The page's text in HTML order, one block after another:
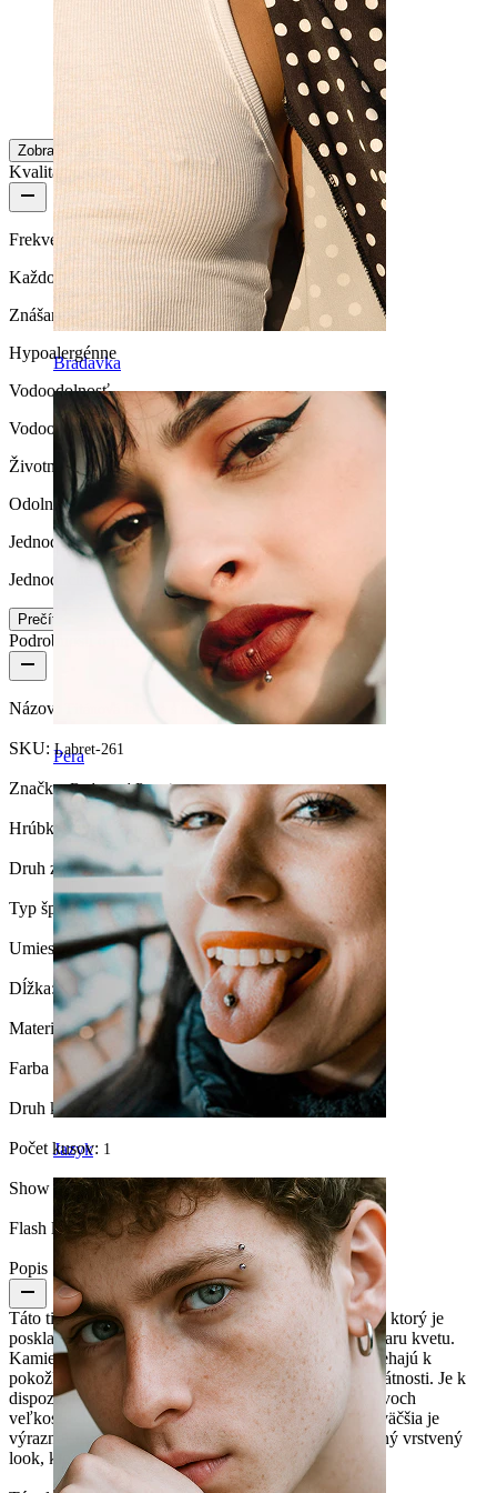
Bradavka
Pera
Jazyk
Overený nákup
Preložené pomocou AI Zobraziť pôvodný text
Zobraziť viac
Kvalita produktu
Frekvencia nosenia
Každodenné nosenie
Znášanlivosť
Hypoalergénne
Vodoodolnosť
Vodoodolné
Životnosť
Odolné
Jednoduchosť vkladania / vyberania
Jednoduché
Prečítajte si viac
Podrobnosti o produkte
Názov: Titánová labreta s malým kvetom
SKU:Labret-261
Značka:Bodymod Premium
Hrúbka závitu:
Druh zámku:Vnútorný závit
Typ šperku:Mini labreta, Labreta, Flatback
Umiestnenie:Tragus, Ušný lalôčik, Helix, Conch
Dĺžka:6 mm
Materiál:Titán
Farba kamienka:Priesvitná
Druh kamienka: Kubická zirkónia
Počet kusov: 1
Show pair option: Áno
Flash label:3 za cenu 2
Popis
Táto titánová labreta je zdobená elegantným detailom, ktorý je
poskladaný z malých kamienkov usporiadaných do tvaru kvetu.
Kamienky sú osadené v krapniach a jednoducho priliehajú k
pokožke, čím dodávajú šperku dojem ľahkosti a delikátnosti. Je k
dispozícii v zlatom alebo striebornom prevedení a v dvoch
veľkostiach. Menšia verzia je diskrétnejšia, zatiaľ čo väčšia je
výraznejšia. Ak ich skombinujete, vytvoríte jednoduchý vrstvený
look, ktorý pôsobí premyslene.